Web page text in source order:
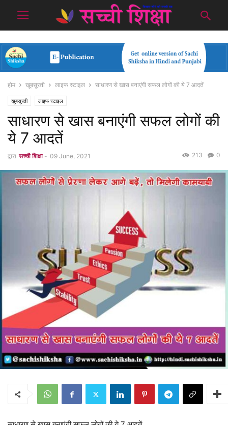
होम खूबसूरती लाइफ स्टाइल साधारण से खास बनाएंगी सफल लोगों की ये 7 आदतें
खूबसूरती लाइफ स्टाइल
साधारण से खास बनाएंगी सफल लोगों की
ये 7 आदतें
द्वारा सच्ची शिक्षा - 09 June, 2021 0
213